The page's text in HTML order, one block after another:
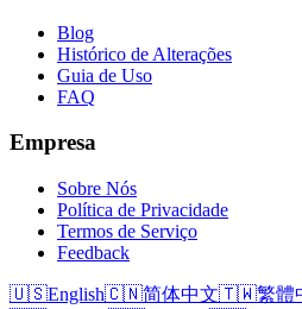
Blog
Histórico de Alterações
Guia de Uso
FAQ
Empresa
Sobre Nós
Política de Privacidade
Termos de Serviço
Feedback
🇺🇸English🇨🇳简体中文🇹🇼繁體